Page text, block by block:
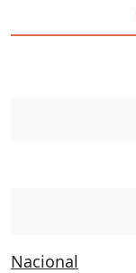
Nacional